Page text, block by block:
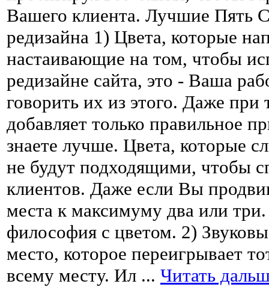
Вашего клиента. Лучшие Пять
редизайна 1) Цвета, которые
настаивающие на том, чтобы
редизайне сайта, это - Ваша
говорить их из этого. Даже
добавляет только правильное
знаете лучше. Цвета, которые
не будут подходящими, чтобы
клиентов. Даже если Вы
места к максимуму два или
философия с цветом. 2)
место, которое переигрывает
всему месту. Ил ... Читать